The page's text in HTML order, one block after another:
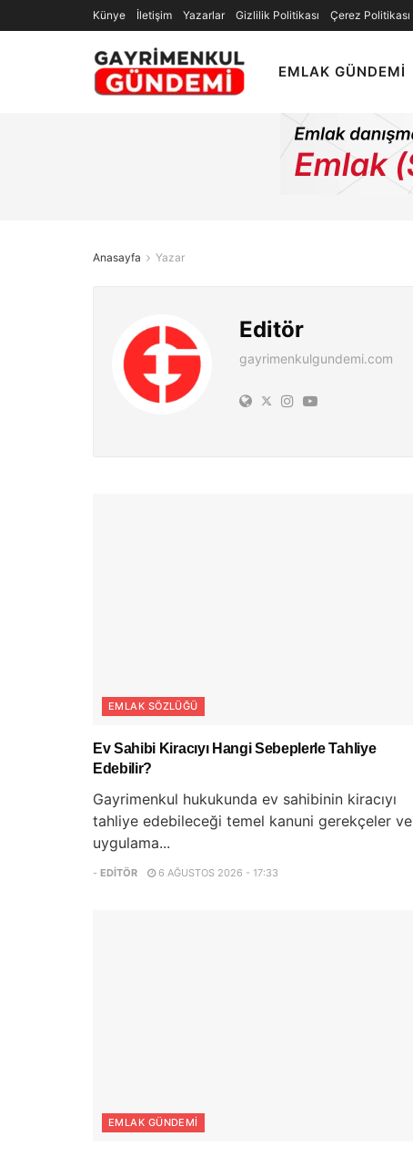
Künye İletişim Yazarlar Gizlilik Politikası Çerez Politikası
EMLAK GÜNDEMI
Anasayfa Yazar
Editör
gayrimenkulgundemi.com
EMLAK SÖZLÜĞÜ
Ev Sahibi Kiracıyı Hangi Sebeplerle Tahliye
Edebilir?
Gayrimenkul hukukunda ev sahibinin kiracıyı
tahliye edebileceği temel kanuni gerekçeler ve
uygulama...
- EDITÖR 6 AĞUSTOS 2026 - 17:33
EMLAK GÜNDEMI